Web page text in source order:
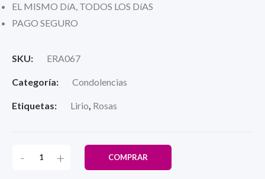
EL MISMO DíA, TODOS LOS DíAS
PAGO SEGURO
SKU: ERA067
Categoría: Condolencias
Etiquetas: Lirio, Rosas
- + COMPRAR